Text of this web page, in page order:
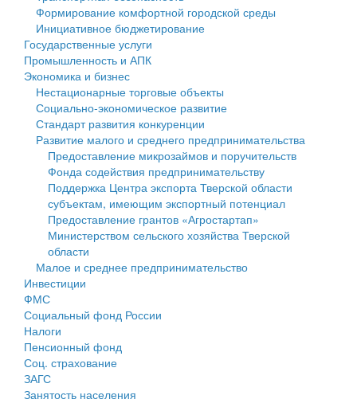
Государственные услуги
Промышленность и АПК
Экономика и бизнес
Символика
Устав
Гостям округа
Туризм
Культура
Образование
Здравоохранение
Социальная защита
Фотоальбом
муниципального округа Тверской области
Администрация Кашинского муниципального округа
Тверской области
Управление сельскими территориями
Открытые данные
Работа с обращениями граждан
Муниципальный контроль
Муниципальные услуги
Проекты административных регламентов
Антимонопольный комплаенс
Противодействие коррупции
Финансовое управление
Бюджет для граждан
Имущество
Выявление правообладателей ранее учтенных
объектов недвижимости
Имущественная поддержка субъектов малого и
среднего предпринимательства
Информационная поддержка субъектов малого и
среднего предпринимательства
Муниципальные программы
Контрольно-счетная палата
Персональные данные
Формирование комфортной городской среды
Инициативное бюджетирование
Государственные услуги
Промышленность и АПК
Экономика и бизнес
Нестационарные торговые объекты
Социально-экономическое развитие
Стандарт развития конкуренции
Развитие малого и среднего предпринимательства
Предоставление микрозаймов и поручительств
Фонда содействия предпринимательству
Поддержка Центра экспорта Тверской области
субъектам, имеющим экспортный потенциал
Предоставление грантов «Агростартап»
Министерством сельского хозяйства Тверской
области
Малое и среднее предпринимательство
Инвестиции
ФМС
Социальный фонд России
Налоги
Пенсионный фонд
Соц. страхование
ЗАГС
Занятость населения